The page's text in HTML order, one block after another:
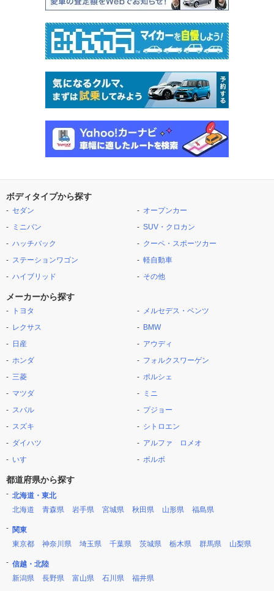
ボディタイプから探す
セダン
ミニバン
ハッチバック
ステーションワゴン
ハイブリッド
オープンカー
SUV・クロカン
クーペ・スポーツカー
軽自動車
その他
メーカーから探す
トヨタ
レクサス
日産
ホンダ
三菱
マツダ
スバル
スズキ
ダイハツ
いすゞ
メルセデス・ベンツ
BMW
アウディ
フォルクスワーゲン
ポルシェ
ミニ
プジョー
シトロエン
アルファ ロメオ
ボルボ
都道府県から探す
北海道・東北
北海道
青森県 岩手県 宮城県 秋田県 山形県 福島県
関東
東京都
神奈川県 埼玉県 千葉県 茨城県 栃木県 群馬県 山梨県
信越・北陸
新潟県
長野県 富山県 石川県 福井県